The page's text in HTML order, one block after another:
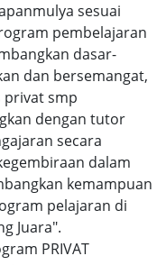
sesuai
pembelajaran
dasar-
dan bersemangat,
privat smp
dengan tutor
secara
dalam
kemampuan
pelajaran di
Juara".
PRIVAT